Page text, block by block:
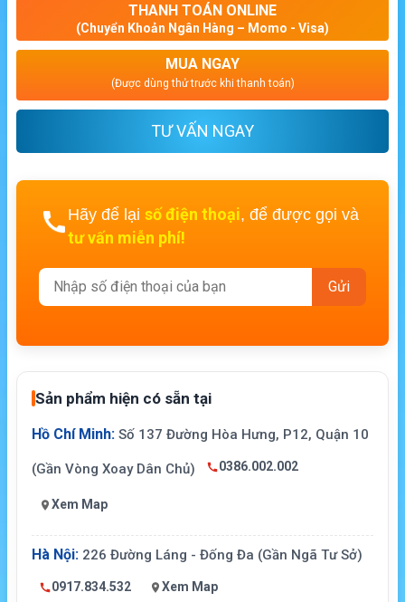
THANH TOÁN ONLINE
(Chuyển Khoản Ngân Hàng – Momo - Visa)
MUA NGAY
(Được dùng thử trước khi thanh toán)
TƯ VẤN NGAY
Hãy để lại số điện thoại, để được gọi và
tư vấn miễn phí!
Sản phẩm hiện có sẵn tại
Hồ Chí Minh: Số 137 Đường Hòa Hưng, P12, Quận 10
(Gần Vòng Xoay Dân Chủ) 0386.002.002
Xem Map
Hà Nội: 226 Đường Láng - Đống Đa (Gần Ngã Tư Sở)
0917.834.532 Xem Map